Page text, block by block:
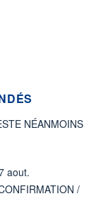
NÉANMOINS
aout.
/